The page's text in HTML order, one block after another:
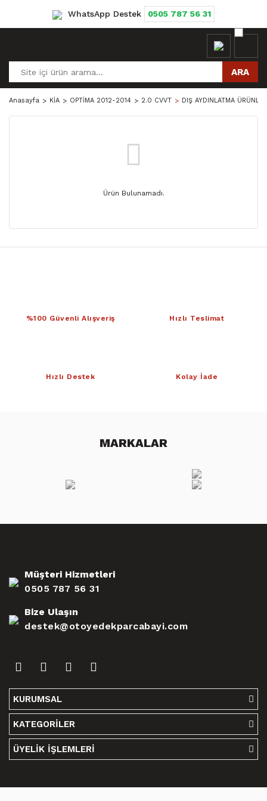
WhatsApp Destek 0505 787 56 31
ARA
Anasayfa KİA OPTİMA 2012-2014 2.0 CVVT DIŞ AYDINLATMA
Ürün Bulunamadı.
%100 Güvenli Alışveriş Hızlı Teslimat
Hızlı Destek Kolay İade
MARKALAR
Müşteri Hizmetleri
0505 787 56 31
Bize Ulaşın
destek@otoyedekparcabayi.com
KURUMSAL
KATEGORİLER
ÜYELİK İŞLEMLERİ